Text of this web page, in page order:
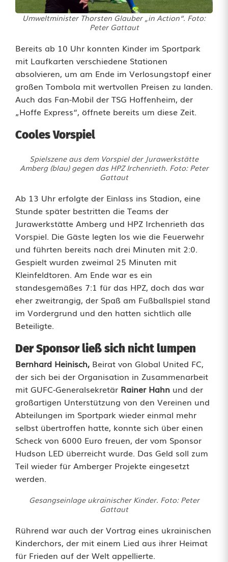
r
W
a
s
f
ü
e
n
e
S
a
u
s
e
m
S
t
a
d
i
o
m
S
Umweltminister Thorsten Glauber „in Action“. Foto:
Peter Gattaut
Bereits ab 10 Uhr konnten Kinder im Sportpark
mit Laufkarten verschiedene Stationen
absolvieren, um am Ende im Verlosungstopf einer
großen Tombola mit wertvollen Preisen zu landen.
Auch das Fan-Mobil der TSG Hoffenheim, der
„Hoffe Express“, öffnete bereits um diese Zeit.
Cooles Vorspiel
Spielszene aus dem Vorspiel der Jurawerkstätte
Amberg (blau) gegen das HPZ Irchenrieth. Foto: Peter
Gattaut
Ab 13 Uhr erfolgte der Einlass ins Stadion, eine
Stunde später bestritten die Teams der
Jurawerkstätte Amberg und HPZ Irchenrieth das
Vorspiel. Die Gäste legten los wie die Feuerwehr
und führten bereits nach drei Minuten mit 2:0.
Gespielt wurden zweimal 25 Minuten mit
Kleinfeldtoren. Am Ende war es ein
standesgemäßes 7:1 für das HPZ, doch das war
eher zweitrangig, der Spaß am Fußballspiel stand
im Vordergrund und den hatten sichtlich alle
Beteiligte.
Der Sponsor ließ sich nicht lumpen
Bernhard Heinisch, Beirat von Global United FC,
der sich bei der Organisation in Zusammenarbeit
mit GUFC-Generalsekretär Rainer Hahn und der
großartigen Unterstützung von den Vereinen und
Abteilungen im Sportpark wieder einmal mehr
selbst übertroffen hatte, konnte sich über einen
Scheck von 6000 Euro freuen, der vom Sponsor
Hudson LED überreicht wurde. Das Geld soll zum
Teil wieder für Amberger Projekte eingesetzt
werden.
Gesangseinlage ukrainischer Kinder. Foto: Peter
Gattaut
Rührend war auch der Vortrag eines ukrainischen
Kinderchors, der mit einem Lied aus ihrer Heimat
für Frieden auf der Welt appellierte.